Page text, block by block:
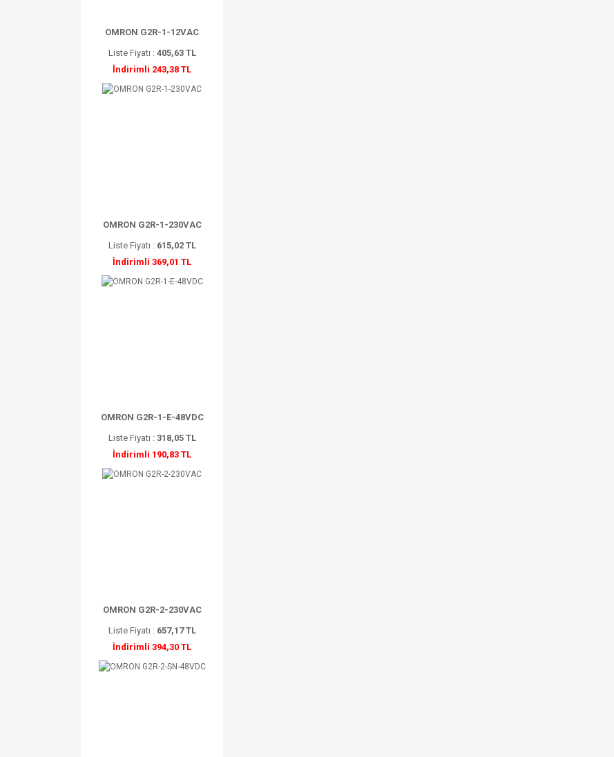
OMRON G2R-1-12VAC
Liste Fiyatı : 405,63 TL
İndirimli 243,38 TL
OMRON G2R-1-230VAC
Liste Fiyatı : 615,02 TL
İndirimli 369,01 TL
OMRON G2R-1-E-48VDC
Liste Fiyatı : 318,05 TL
İndirimli 190,83 TL
OMRON G2R-2-230VAC
Liste Fiyatı : 657,17 TL
İndirimli 394,30 TL